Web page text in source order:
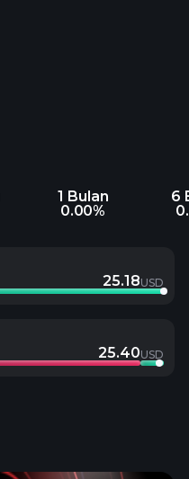
1 Bulan
0.00%
6
25.18USD
25.40USD